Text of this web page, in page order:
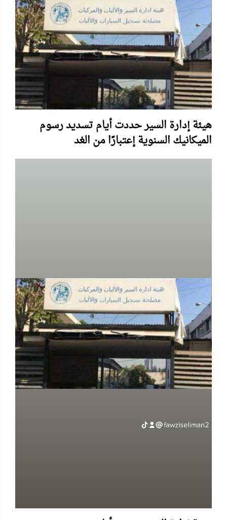
هيئة إدارة السير حددت أيام تسديد رسوم
الميكانيك السنوية إعتبارًا من الغد